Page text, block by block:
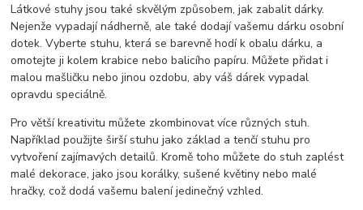
Látkové stuhy jsou také skvělým způsobem, jak zabalit dárky.
Nejenže vypadají nádherně, ale také dodají vašemu dárku osobní
dotek. Vyberte stuhu, která se barevně hodí k obalu dárku, a
omotejte ji kolem krabice nebo balicího papíru. Můžete přidat i
malou mašličku nebo jinou ozdobu, aby váš dárek vypadal
opravdu speciálně.
Pro větší kreativitu můžete zkombinovat více různých stuh.
Například použijte širší stuhu jako základ a tenčí stuhu pro
vytvoření zajímavých detailů. Kromě toho můžete do stuh zaplést
malé dekorace, jako jsou korálky, sušené květiny nebo malé
hračky, což dodá vašemu balení jedinečný vzhled.